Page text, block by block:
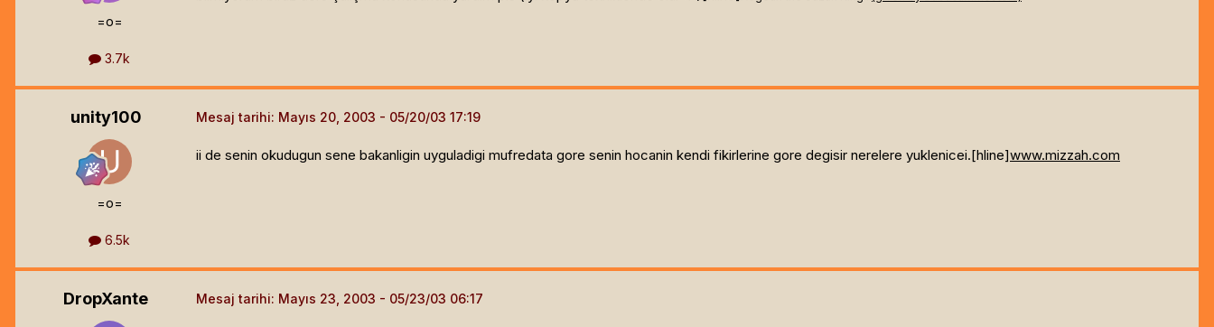
=o=
3.7k
unity100
=o=
6.5k
Mesaj tarihi: Mayıs 20, 2003
ii de senin okudugun sene bakanligin uyguladigi mufredata gore senin hocanin kendi fikirlerine gore degisir nerelere yuklenicei.[hline]www.mizzah.com
DropXante Mesaj tarihi: Mayıs 23, 2003